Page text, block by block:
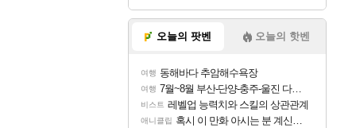
오늘의 팟벤 오늘의 핫벤
여행 동해바다 추암해수욕장
여행 7월~8월 부산-단양-충주-울진 다녀왔어요~
비스트 레벨업 능력치와 스킬의 상관관계
애니클립 혹시 이 만화 아시는 분 계신가요